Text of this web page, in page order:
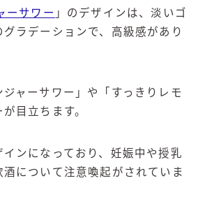
ーサワー 」のデザインは、淡いゴ
ラデーションで、高級感があり
ャーサワー」や「すっきりレモ
目立ちます。
ンになっており、妊娠中や授乳
について注意喚起がされていま